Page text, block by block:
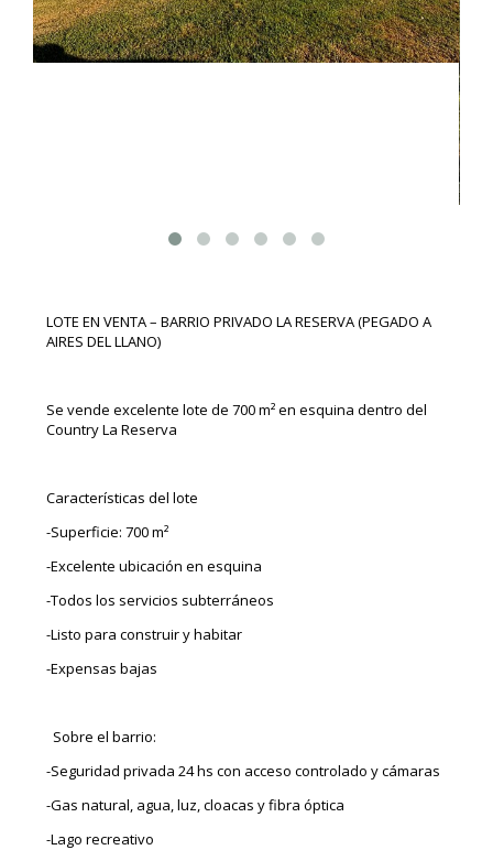
LOTE EN VENTA – BARRIO PRIVADO LA RESERVA (PEGADO A
AIRES DEL LLANO)
Se vende excelente lote de 700 m² en esquina dentro del
Country La Reserva
Características del lote
-Superficie: 700 m²
-Excelente ubicación en esquina
-Todos los servicios subterráneos
-Listo para construir y habitar
-Expensas bajas
Sobre el barrio:
-Seguridad privada 24 hs con acceso controlado y cámaras
-Gas natural, agua, luz, cloacas y fibra óptica
-Lago recreativo